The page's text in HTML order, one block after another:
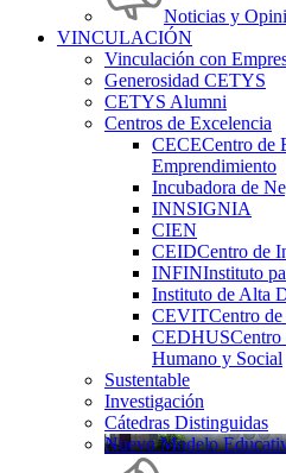
Noticias y
VINCULACIÓN
Vinculación con
Generosidad CETYS
CETYS Alumni
Centros de Excelencia
CECECentro de
Emprendimiento
Incubadora de
INNSIGNIA
CIEN
CEIDCentro de
INFINInstituto
Instituto de Alta
CEVITCentro
CEDHUSCentro
Humano y Social
Sustentable
Investigación
Cátedras Distinguidas
Nuevo Modelo